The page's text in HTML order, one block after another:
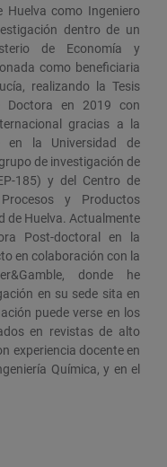
como Ingeniero
dentro de un
de Economía y
como beneficiaria
realizando la Tesis
Doctora en 2019 con
gracias a la
en la Universidad de
de investigación de
185) y del Centro de
y Productos
de Huelva. Actualmente
Post-doctoral en la
en colaboración con la
donde he
en su sede sita en
puede verse en los
en revistas de alto
experiencia docente en
Química, y en el